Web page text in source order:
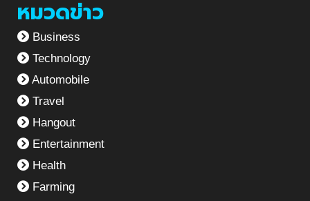
หมวดข่าว
Business
Technology
Automobile
Travel
Hangout
Entertainment
Health
Farming